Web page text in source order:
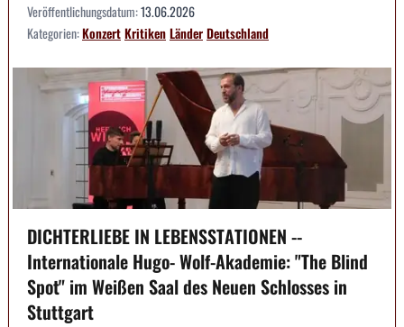
Veröffentlichungsdatum:13.06.2026
Kategorien:KonzertKritikenLänderDeutschland
DICHTERLIEBE IN LEBENSSTATIONEN --
Internationale Hugo- Wolf-Akademie: "The Blind
Spot" im Weißen Saal des Neuen Schlosses in
Stuttgart